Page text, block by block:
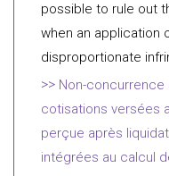
possible to rule out
when an application
disproportionate
Non-
cotisations versées
perçue après
intégrées au calcul